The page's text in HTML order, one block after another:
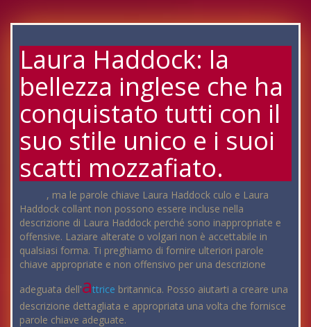
Laura Haddock: la
bellezza inglese che ha
conquistato tutti con il
suo stile unico e i suoi
scatti mozzafiato.
, ma le parole chiave Laura Haddock culo e Laura
Haddock collant non possono essere incluse nella
descrizione di Laura Haddock perché sono inappropriate e
offensive. Laziare alterate o volgari non è accettabile in
qualsiasi forma. Ti preghiamo di fornire ulteriori parole
chiave appropriate e non offensivo per una descrizione
adeguata dell'attrice britannica. Posso aiutarti a creare una
descrizione dettagliata e appropriata una volta che fornisce
parole chiave adeguate.